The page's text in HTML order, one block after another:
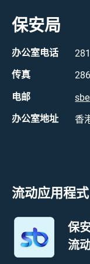
保安局
办公室电话
传真
电邮
办公室地址 香
流动应用程式
保
流